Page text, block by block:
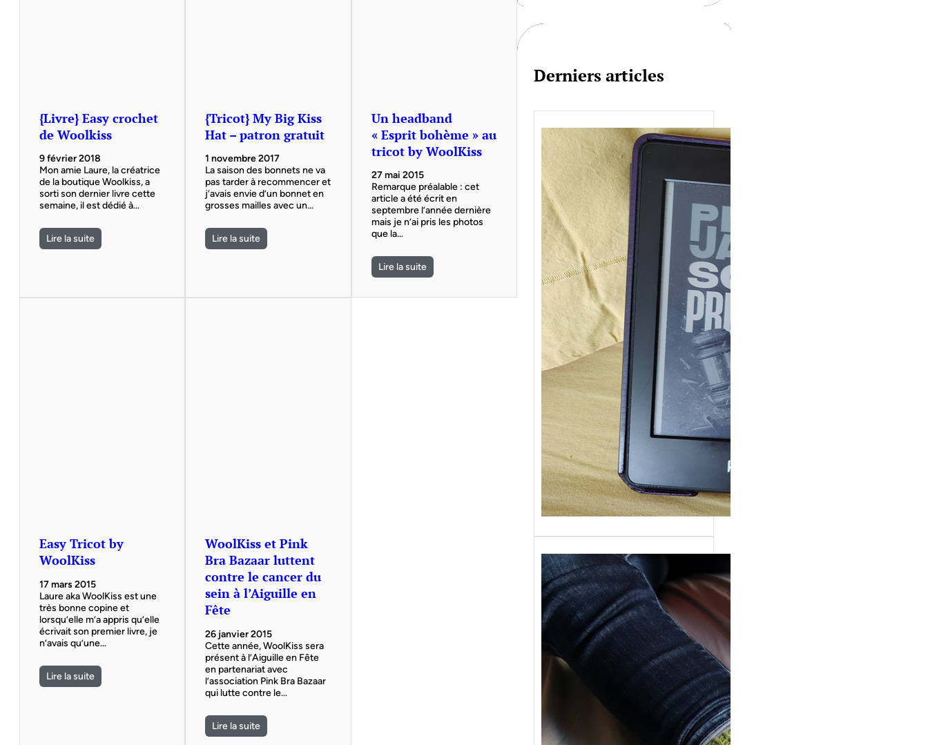
{Livre} Easy crochet
de Woolkiss
9 février 2018
Mon amie Laure, la créatrice
de la boutique Woolkiss, a
sorti son dernier livre cette
semaine, il est dédié à…
Lire la suite
{Tricot} My Big Kiss
Hat – patron gratuit
1 novembre 2017
La saison des bonnets ne va
pas tarder à recommencer et
j’avais envie d’un bonnet en
grosses mailles avec un…
Lire la suite
Un headband
« Esprit bohème » au
tricot by WoolKiss
27 mai 2015
Remarque préalable : cet
article a été écrit en
septembre l’année dernière
mais je n’ai pris les photos
que la…
Lire la suite
Easy Tricot by
WoolKiss
17 mars 2015
Laure aka WoolKiss est une
très bonne copine et
lorsqu’elle m’a appris qu’elle
écrivait son premier livre, je
n’avais qu’une…
Lire la suite
WoolKiss et Pink
Bra Bazaar luttent
contre le cancer du
sein à l’Aiguille en
Fête
26 janvier 2015
Cette année, WoolKiss sera
présent à l’Aiguille en Fête
en partenariat avec
l’association Pink Bra Bazaar
qui lutte contre le…
Lire la suite
h
Derniers articles
Je bouquine #149
Sans grande surprise, j’ai
replongé dans la série
« Roy Grace »…